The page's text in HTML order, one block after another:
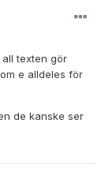
texten gör
e alldeles för
de kanske ser